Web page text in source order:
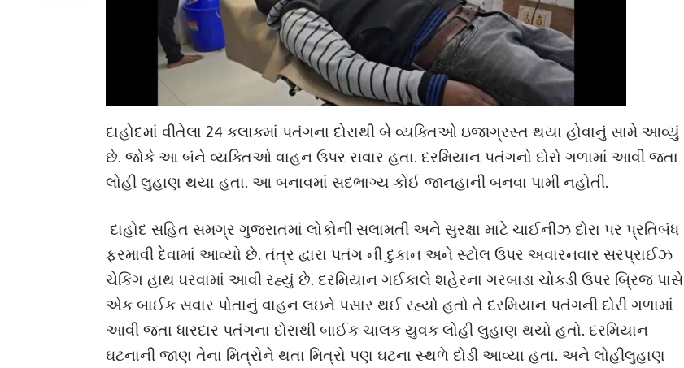
દાહોદમાં વીતેલા 24 કલાકમાં પતંગના દોરાથી બે વ્યક્તિઓ ઇજાગ્રસ્ત થયા હોવાનું સામે આવ્યું
છે. જોકે આ બંને વ્યક્તિઓ વાહન ઉપર સવાર હતા. દરમિયાન પતંગનો દોરો ગળામાં આવી જતા
લોહી લુહાણ થયા હતા. આ બનાવમાં સદભાગ્ય કોઈ જાનહાની બનવા પામી નહોતી.
દાહોદ સહિત સમગ્ર ગુજરાતમાં લોકોની સલામતી અને સુરક્ષા માટે ચાઈનીઝ દોરા પર પ્રતિબંધ
ફરમાવી દેવામાં આવ્યો છે. તંત્ર દ્વારા પતંગ ની દુકાન અને સ્ટોલ ઉપર અવારનવાર સરપ્રાઈઝ
ચેકિંગ હાથ ધરવામાં આવી રહ્યું છે. દરમિયાન ગઈકાલે શહેરના ગરબાડા ચોકડી ઉપર બ્રિજ પાસે
એક બાઈક સવાર પોતાનું વાહન લઇને પસાર થઈ રહ્યો હતો તે દરમિયાન પતંગની દોરી ગળામાં
આવી જતા ધારદાર પતંગના દોરાથી બાઈક ચાલક યુવક લોહી લુહાણ થયો હતો. દરમિયાન
ઘટનાની જાણ તેના મિત્રોને થતા મિત્રો પણ ઘટના સ્થળે દોડી આવ્યા હતા. અને લોહીલુહાણ